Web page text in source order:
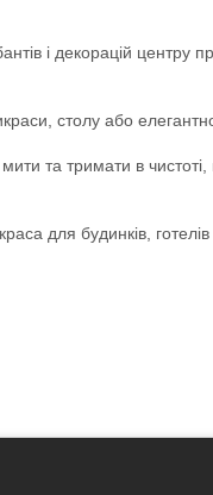
і декорацій
столу або
та тримати в
для будинків, готелів